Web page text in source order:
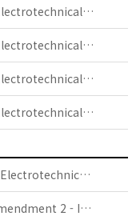
IEC 60050-12:1955 - International Electrotechnical Vocabulary (IEV) - Part 12: Transductors
IEC 60050-10:1956 - International Electrotechnical Vocabulary (IEV) - Part 10: Machines and transformers
IEC 60050-16:1956 - International Electrotechnical Vocabulary (IEV) - Part 16: Protective relays
IEC 60050-07:1956 - International Electrotechnical Vocabulary (IEV) - Part 07: Electronics
IEC 60050-300:2001 - International Electrotechnical Vocabulary (IEV) - Part 300: Electrical and electronic measurements and measuring instruments - Part 311: General terms relating to measurements - Part 312: General terms relating to electrical measurements - Part 313: Types of electrical measuring instruments - Part 314: Specific terms according to the type of instrument
IEC 60050-395:2014/AMD2:2020 - Amendment 2 - International Electrotechnical Vocabulary (IEV) - Part 395: Nuclear instrumentation - Physical phenomena, basic concepts, instruments, systems, equipment and detectors